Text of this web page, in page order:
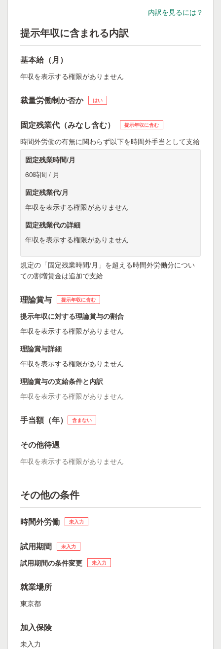
内訳を見るには？
提示年収に含まれる内訳
基本給（月）
年収を表示する権限がありません
裁量労働制か否か はい
固定残業代（みなし含む） 提示年収に含む
時間外労働の有無に関わらず以下を時間外手当として支給
固定残業時間/月
60時間 / 月
固定残業代/月
年収を表示する権限がありません
固定残業代の詳細
年収を表示する権限がありません
規定の「固定残業時間/月」を超える時間外労働分につい
ての割増賃金は追加で支給
理論賞与 提示年収に含む
提示年収に対する理論賞与の割合
年収を表示する権限がありません
理論賞与詳細
年収を表示する権限がありません
理論賞与の支給条件と内訳
年収を表示する権限がありません
手当額（年） 含まない
その他待遇
年収を表示する権限がありません
その他の条件
時間外労働 未入力
試用期間 未入力
試用期間の条件変更 未入力
就業場所
東京都
加入保険
未入力